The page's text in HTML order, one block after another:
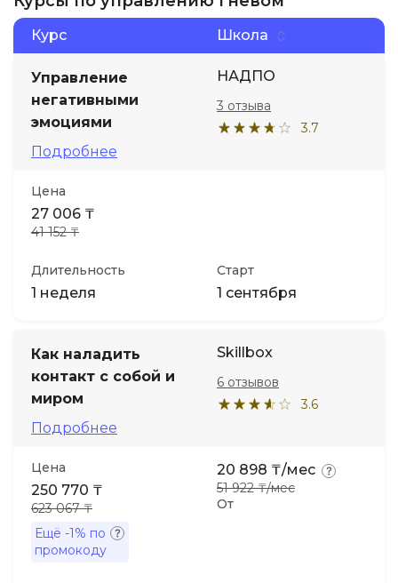
Курс Школа
Управление
негативными
эмоциями
Подробнее
НАДПО
3.7
3 отзыва
Цена
27 006 ₸
41 152 ₸
Длительность
1 неделя
Старт
1 сентября
Как наладить
контакт с собой и
миром
Подробнее
Skillbox
3.6
6 отзывов
Цена
250 770 ₸
623 067 ₸
Ещё -1% по
промокоду
От
20 898 ₸/мес
51 922 ₸/мес